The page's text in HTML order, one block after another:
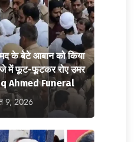
के बेटे आबान को किया
में फूट-फूटकर रोए उमर
Ahmed Funeral
9, 2026